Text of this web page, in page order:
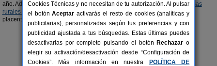
año. Además es una opción ideal para disfrutar de las ventajas de lascasas
rurales para grupos en Castilla y Leónen un entorno privado, elegante y
placentero. Una reconfortante forma de practicar turismo rural.
Cookies Técnicas y no necesitan de tu autorización. Al pulsar
el botónAceptar activarás el resto de cookies (analíticas y
publicitarias), personalizadas según tus preferencias y con
publicidad ajustada a tus búsquedas. Estas últimas puedes
desactivarlas por completo pulsando el botón Rechazar o
elegir su activación/desactivación desde “Configuración de
Cookies”. Más información en nuestra
POLÍTICA DE